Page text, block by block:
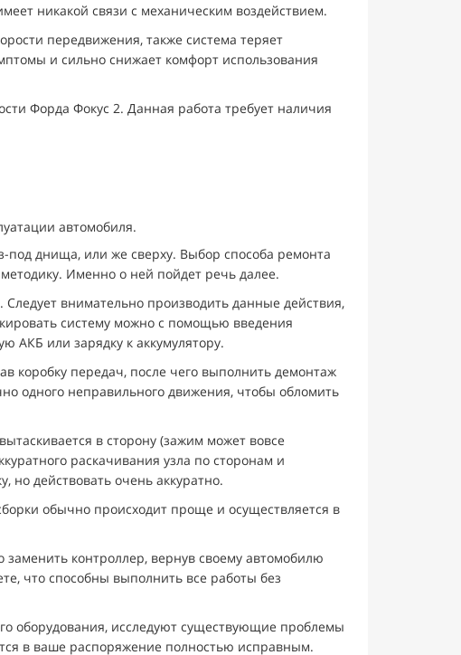
никакой связи с механическим воздействием.
передвижения, также система теряет
и сильно снижает комфорт использования
Форда Фокус 2. Данная работа требует наличия
автомобиля.
под днища, или же сверху. Выбор способа ремонта
Именно о ней пойдет речь далее.
внимательно производить данные действия,
систему можно с помощью введения
АКБ или зарядку к аккумулятору.
коробку передач, после чего выполнить демонтаж
одного неправильного движения, чтобы обломить
в сторону (зажим может вовсе
раскачивания узла по сторонам и
но действовать очень аккуратно.
обычно происходит проще и осуществляется в
контроллер, вернув своему автомобилю
что способны выполнить все работы без
оборудования, исследуют существующие проблемы
в ваше распоряжение полностью исправным.